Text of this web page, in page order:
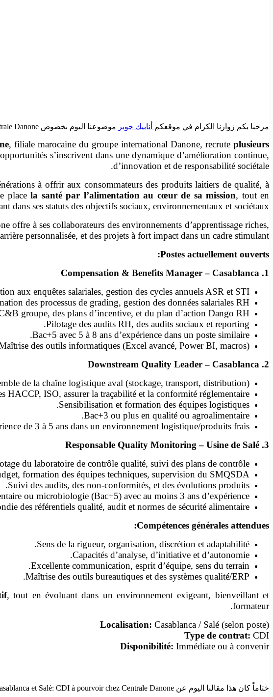
مرحبا بكم زوارنا الكرام في موقعكم أنابيك جوبز موضوعنا اليوم بخصوص Opportunités à Casablanca et Salé: CDI à pourvoir chez Centrale Danone
, filiale marocaine du groupe international Danone, recrute plusieurs
s’inscrivent dans une dynamique d’amélioration continue,
d’innovation et de responsabilité sociétale.
à offrir aux consommateurs des produits laitiers de qualité, à
placela santé par l’alimentation au cœur de sa mission, tout en
dans ses statuts des objectifs sociaux, environnementaux et sociétaux.
offre à ses collaborateurs des environnements d’apprentissage riches,
personnalisée, et des projets à fort impact dans un cadre stimulant.
Postes actuellement ouverts:
1. Compensation & Benefits Manager – Casablanca
aux enquêtes salariales, gestion des cycles annuels ASR et STI.
des processus de grading, gestion des données salariales RH.
groupe, des plans d’incentive, et du plan d’action Dango RH.
Pilotage des audits RH, des audits sociaux et reporting.
Bac+5 avec 5 à 8 ans d’expérience dans un poste similaire.
des outils informatiques (Excel avancé, Power BI, macros).
2. Downstream Quality Leader – Casablanca
de la chaîne logistique aval (stockage, transport, distribution).
HACCP, ISO, assurer la traçabilité et la conformité réglementaire.
Sensibilisation et formation des équipes logistiques.
Bac+3 ou plus en qualité ou agroalimentaire.
de 3 à 5 ans dans un environnement logistique/produits frais.
3. Responsable Quality Monitoring – Usine de Salé
du laboratoire de contrôle qualité, suivi des plans de contrôle.
formation des équipes techniques, supervision du SMQSDA.
Suivi des audits, des non-conformités, et des évolutions produits.
ou microbiologie (Bac+5) avec au moins 3 ans d’expérience.
des référentiels qualité, audit et normes de sécurité alimentaire.
Compétences générales attendues:
Sens de la rigueur, organisation, discrétion et adaptabilité.
Capacités d’analyse, d’initiative et d’autonomie.
Excellente communication, esprit d’équipe, sens du terrain.
Maîtrise des outils bureautiques et des systèmes qualité/ERP.
, tout en évoluant dans un environnement exigeant, bienveillant et
formateur.
Localisation: Casablanca / Salé (selon poste)
Type de contrat: CDI
Disponibilité: Immédiate ou à convenir
ختاماً كان هذا مقالنا اليوم عن Opportunités à Casablanca et Salé: CDI à pourvoir chez Centrale Danone إذا أعجبك المقال فلا تنسى مشاركته حتى يستفيد منه الآخرون.